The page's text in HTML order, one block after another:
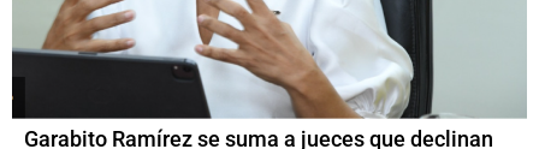
Garabito Ramírez se suma a jueces que declinan